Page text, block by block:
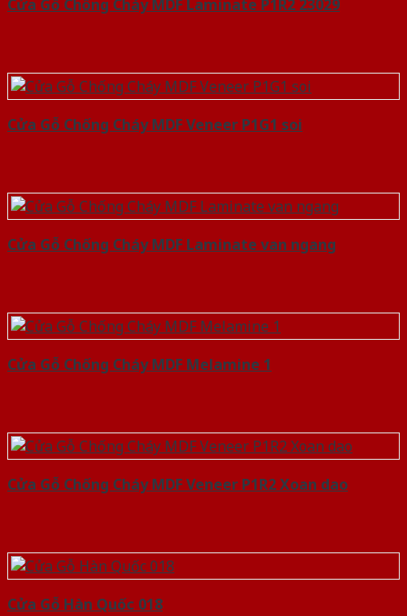
Cửa Gỗ Chống Cháy MDF Laminate P1R2 23029
Cửa Gỗ Chống Cháy MDF Veneer P1G1 soi
Cửa Gỗ Chống Cháy MDF Laminate van ngang
Cửa Gỗ Chống Cháy MDF Melamine 1
Cửa Gỗ Chống Cháy MDF Veneer P1R2 Xoan dao
Cửa Gỗ Hàn Quốc 018